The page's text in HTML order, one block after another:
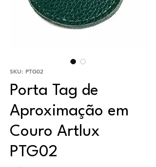
SKU: PTG02
Porta Tag de
Aproximação em
Couro Artlux
PTG02